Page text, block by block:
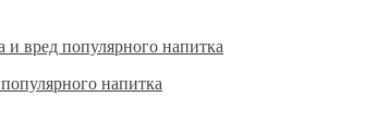
напитка